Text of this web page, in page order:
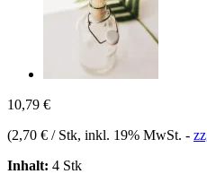
10,79 €
(2,70 € / Stk, inkl. 19% MwSt. -
Inhalt: 4 Stk